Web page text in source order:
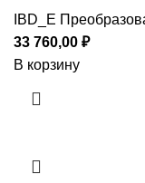
IBD_E
33 760,00 ₽
В корзину